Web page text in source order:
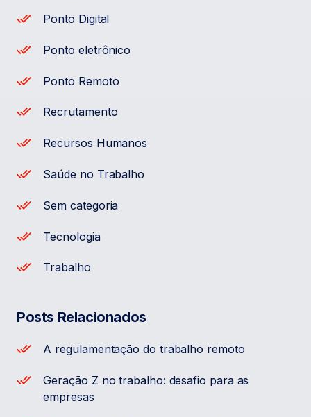
Ponto Digital
Ponto eletrônico
Ponto Remoto
Recrutamento
Recursos Humanos
Saúde no Trabalho
Sem categoria
Tecnologia
Trabalho
Posts Relacionados
A regulamentação do trabalho remoto
Geração Z no trabalho: desafio para as
empresas